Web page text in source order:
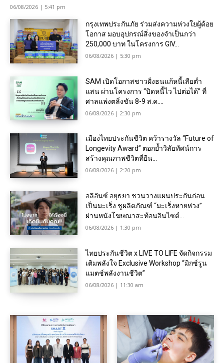
06/08/2026 | 5:41 pm
กรุงเทพประกันภัย ร่วมส่งความห่วงใยผู้ด้อย
โอกาส มอบอุปกรณ์สิ่งของจำเป็นกว่า
250,000 บาท ในโครงการ GIV...
06/08/2026 | 5:30 pm
SAM เปิดโอกาสชาวฝั่งธนแก้หนี้เสียต่ำ
แสน ผ่านโครงการ “ปิดหนี้ไว ไปต่อได้” ที่
ศาลแพ่งตลิ่งชัน 8-9 ส.ค....
06/08/2026 | 2:30 pm
เมืองไทยประกันชีวิต คว้ารางวัล “Future of
Longevity Award” ตอกย้ำวิสัยทัศน์การ
สร้างคุณภาพชีวิตที่ยืน...
06/08/2026 | 2:20 pm
อลิอันซ์ อยุธยา ชวนวางแผนประกันก่อน
เป็นมะเร็ง ชูผลิตภัณฑ์ “มะเร็งหายห่วง”
ผ่านหนังโฆษณาสะท้อนอินไซต์...
06/08/2026 | 1:30 pm
ไทยประกันชีวิต x LIVE TO LIFE จัดกิจกรรม
เติมพลังใจ Exclusive Workshop “มิกซ์รูน
แมตช์พลังงานชีวิต”
06/08/2026 | 11:30 am